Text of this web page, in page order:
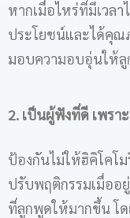
หากเมื่อไหร่ที่มีเวล
ประโยชน์และได้คุณ
มอบความอบอุ่นให้ลู
2. เป็นผู้ฟังที่ดี เพรา
ป้องกันไม่ให้ฮิคิโคโ
ปรับพฤติกรรมเมื่ออ
ที่ลูกพูดให้มากขึ้น โ